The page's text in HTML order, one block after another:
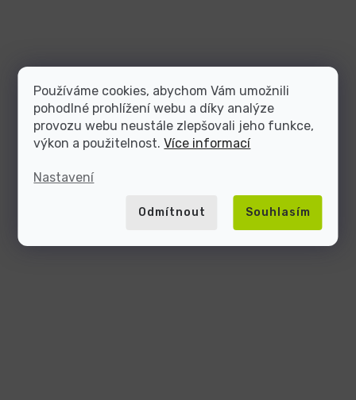
Používáme cookies, abychom Vám umožnili
pohodlné prohlížení webu a díky analýze
provozu webu neustále zlepšovali jeho funkce,
výkon a použitelnost.Více informací
Nastavení
Odmítnout Souhlasím